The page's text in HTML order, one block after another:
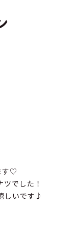
す♡
でした！
しいです♪